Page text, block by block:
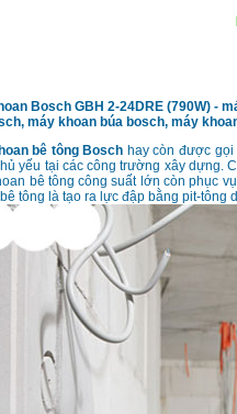
Bosch GBH 2-24DRE (790W) -
máy khoan búa bosch, máy
bê tông Bosch hay còn được
yếu tại các công trường xây dựng.
bê tông công suất lớn còn phục
tông là tạo ra lực đập bằng pit-tông